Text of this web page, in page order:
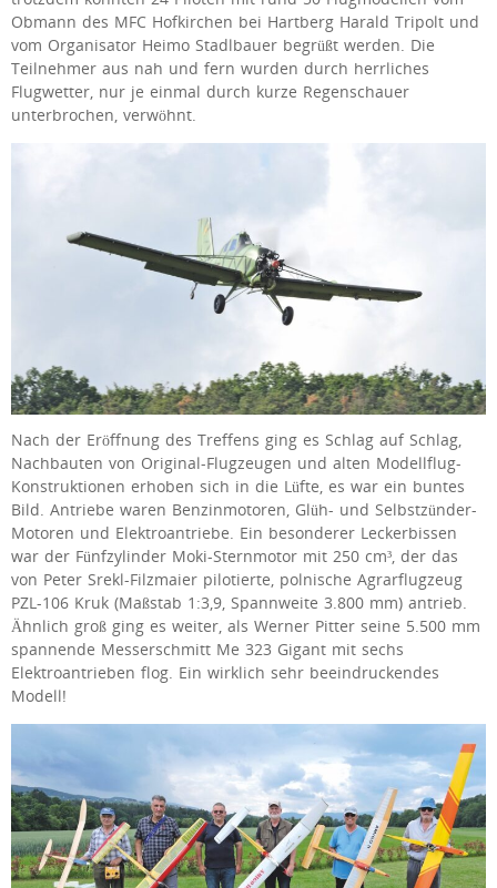
Obmann des MFC Hofkirchen bei Hartberg Harald Tripolt und
vom Organisator Heimo Stadlbauer begrüßt werden. Die
Teilnehmer aus nah und fern wurden durch herrliches
Flugwetter, nur je einmal durch kurze Regenschauer
unterbrochen, verwöhnt.
Nach der Eröffnung des Treffens ging es Schlag auf Schlag,
Nachbauten von Original-Flugzeugen und alten Modellflug-
Konstruktionen erhoben sich in die Lüfte, es war ein buntes
Bild. Antriebe waren Benzinmotoren, Glüh- und Selbstzünder-
Motoren und Elektroantriebe. Ein besonderer Leckerbissen
war der Fünfzylinder Moki-Sternmotor mit 250 cm³, der das
von Peter Srekl-Filzmaier pilotierte, polnische Agrarflugzeug
PZL-106 Kruk (Maßstab 1:3,9, Spannweite 3.800 mm) antrieb.
Ähnlich groß ging es weiter, als Werner Pitter seine 5.500 mm
spannende Messerschmitt Me 323 Gigant mit sechs
Elektroantrieben flog. Ein wirklich sehr beeindruckendes
Modell!